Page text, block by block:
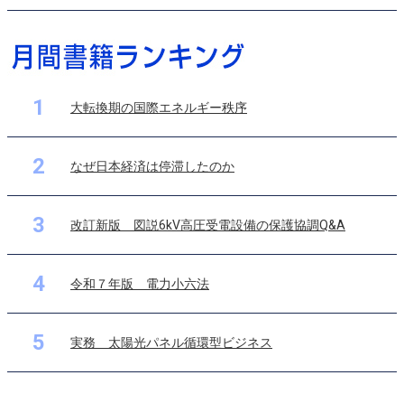
1 大転換期の国際エネルギー秩序
2 なぜ日本経済は停滞したのか
3 改訂新版 図説6kV高圧受電設備の保護協調Q&A
4 令和７年版 電力小六法
5 実務 太陽光パネル循環型ビジネス